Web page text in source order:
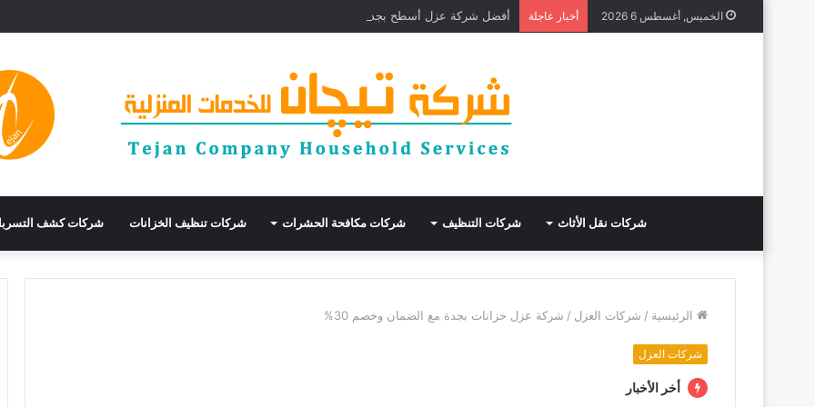
الخميس, أغسطس 6 2026 أخبار عاجلة أفضل شركة عزل أسطح بجدة خصم 30% وأرخص شركة عوازل
شركات نقل الأثاث شركات التنظيف شركات مكافحة الحشرات شركات تنظيف الخزانات شركات كشف
الرئيسية / شركات العزل / شركة عزل خزانات بجدة مع الضمان وخصم 30%
شركات العزل
أخر الأخبار